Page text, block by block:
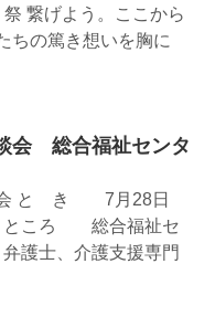
繋げよう。ここから
ちの篤き想いを胸に
会 総合福祉センタ
会 と き 7月28日
ところ 総合福祉セ
護士、介護支援専門